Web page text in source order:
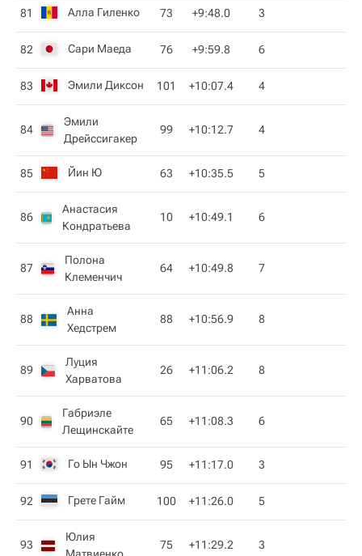
81 Алла Гиленко 73 +9:48.0 3
82 Сари Маеда 76 +9:59.8 6
83 Эмили Диксон 101 +10:07.4 4
84
Эмили
Дрейссигакер
99 +10:12.7 4
85 Йин Ю 63 +10:35.5 5
86
Анастасия
Кондратьева
10 +10:49.1 6
87
Полона
Клеменчич
64 +10:49.8 7
88
Анна
Хедстрем
88 +10:56.9 8
89
Луция
Харватова
26 +11:06.2 8
90
Габриэле
Лещинскайте
65 +11:08.3 6
91 Го Ын Чжон 95 +11:17.0 3
92 Грете Гайм 100 +11:26.0 5
93
Юлия
75 +11:29.2 3